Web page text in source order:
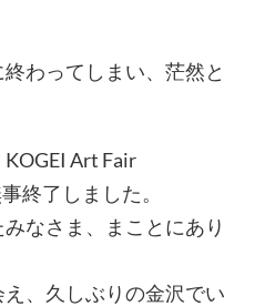
わってしまい、茫然と
Art Fair
終了しました。
なさま、まことにあり
、久しぶりの金沢でい